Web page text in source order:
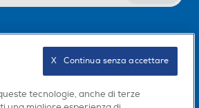
tecnologie, anche di terze
X   Continua senza accettare